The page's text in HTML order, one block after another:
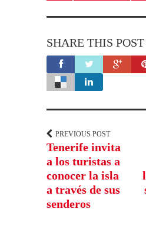
SHARE THIS POST
PREVIOUS POST
Tenerife invita
a los turistas a
conocer la isla
a través de sus
senderos